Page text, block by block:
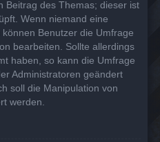
Beitrag des Themas; dieser ist
Wenn niemand eine
Benutzer die Umfrage
bearbeiten. Sollte allerdings
haben, so kann die Umfrage
Administratoren geändert
soll die Manipulation von
werden.